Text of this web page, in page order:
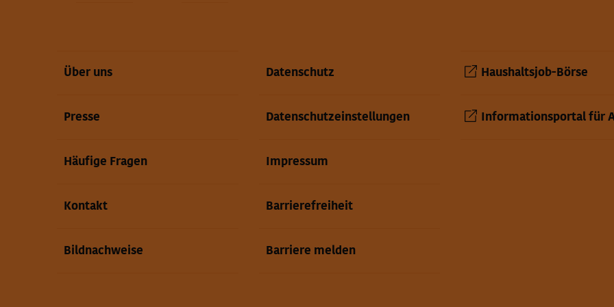
Über uns
Presse
Häufige Fragen
Kontakt
Bildnachweise
Datenschutz
Datenschutzeinstellungen
Impressum
Barrierefreiheit
Barriere melden
Haushaltsjob-Börse
Informationsportal für